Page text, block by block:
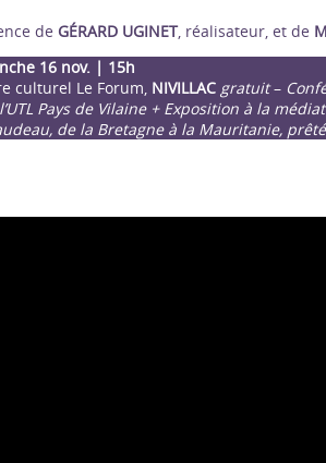
de GÉRARD UGINET, réalisateur, et de
16 nov. | 15h
culturel Le Forum, NIVILLAC gratuit–
Pays de Vilaine + Exposition à la
de la Bretagne à la Mauritanie,